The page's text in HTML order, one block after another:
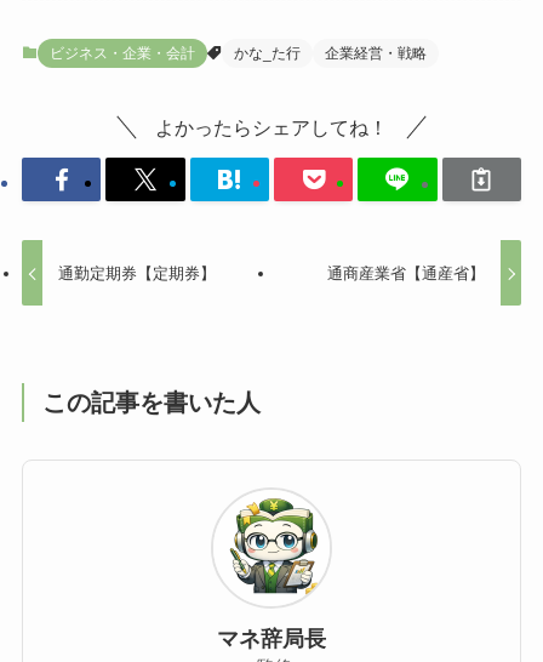
ビジネス・企業・会計 かな_た行 企業経営・戦略
よかったらシェアしてね！
通勤定期券【定期券】 通商産業省【通産省】
この記事を書いた人
マネ辞局長